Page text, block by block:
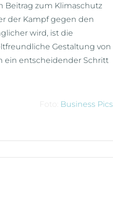
Beitrag zum Klimaschutz
der Kampf gegen den
wird, ist die
Gestaltung von
ein entscheidender Schritt
Foto: Business Pics